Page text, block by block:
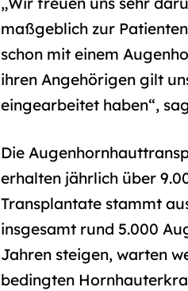
maßgeblich zur
schon mit einem
ihren Angehörigen gilt
eingearbeitet haben“,
Die
erhalten jährlich über
Transplantate stammt
insgesamt rund 5.000
Jahren steigen, warten
bedingten